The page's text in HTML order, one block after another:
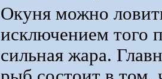
Окуня можно
исключением того
сильная жара.